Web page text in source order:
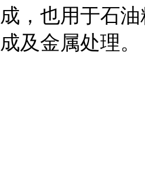
成，也用于石
成及金属处理。